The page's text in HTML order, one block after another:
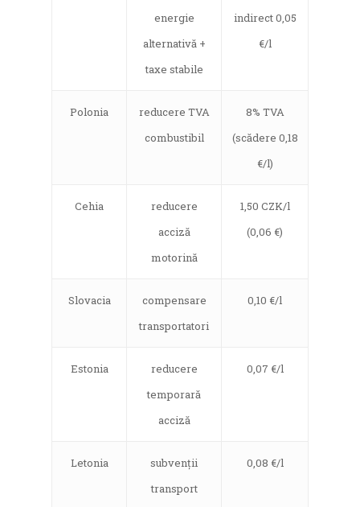
energie
alternativă +
taxe stabile
indirect 0,05
€/l
Polonia
reducere TVA
combustibil
8% TVA
(scădere 0,18
€/l)
Cehia
reducere
acciză
motorină
1,50 CZK/l
(0,06 €)
Slovacia
compensare
transportatori
0,10 €/l
Estonia
reducere
temporară
acciză
0,07 €/l
Letonia
subvenții
transport
0,08 €/l